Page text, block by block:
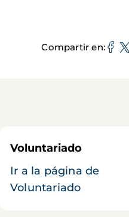
Compartir en
Voluntariado
Ir a la página de
Voluntariado